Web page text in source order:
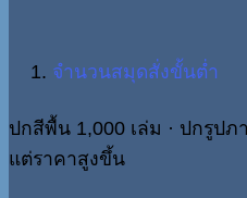
จำนวนสมุดสั่งขั้นต่ำ
ปกสีพื้น 1,000 เล่ม · ปกรูปภ
แต่ราคาสูงขึ้น